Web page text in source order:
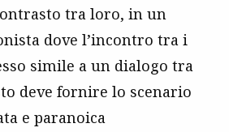
tra loro, in un
dove l’incontro tra i
simile a un dialogo tra
deve fornire lo scenario
e paranoica